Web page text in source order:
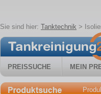
Sie sind hier: Tanktechnik >
PREISSUCHE MEIN